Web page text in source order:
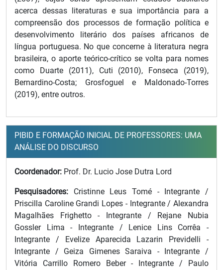
acerca dessas literaturas e sua importância para a
compreensão dos processos de formação política e
desenvolvimento literário dos países africanos de
língua portuguesa. No que concerne à literatura negra
brasileira, o aporte teórico-crítico se volta para nomes
como Duarte (2011), Cuti (2010), Fonseca (2019),
Bernardino-Costa; Grosfoguel e Maldonado-Torres
(2019), entre outros.
PIBID E FORMAÇÃO INICIAL DE PROFESSORES: UMA
ANÁLISE DO DISCURSO
Coordenador: Prof. Dr. Lucio Jose Dutra Lord
Pesquisadores:
Cristinne Leus Tomé - Integrante /
Priscilla Caroline Grandi Lopes - Integrante / Alexandra
Magalhães Frighetto - Integrante / Rejane Nubia
Gossler Lima - Integrante / Lenice Lins Corrêa -
Integrante / Evelize Aparecida Lazarin Previdelli -
Integrante / Geiza Gimenes Saraiva - Integrante /
Vitória Carrillo Romero Beber - Integrante / Paulo